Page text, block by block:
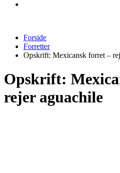
Forside
Forretter
Opskrift: Mexicansk forret –
Opskrift:
rejer aguachile